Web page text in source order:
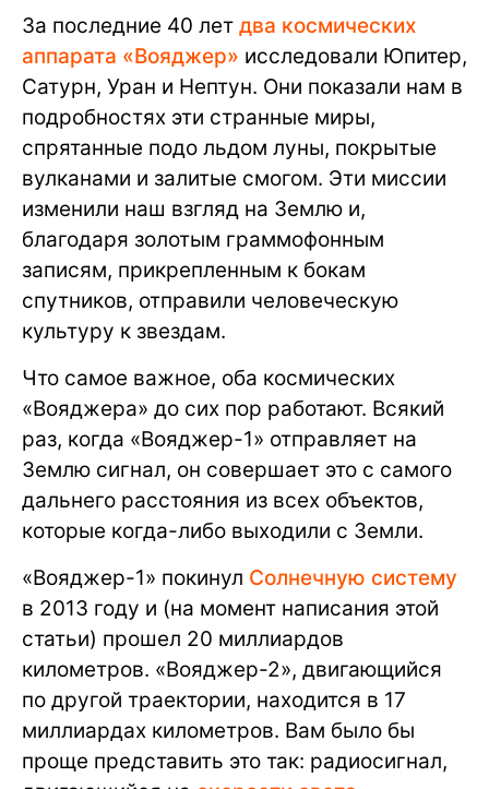
За последние 40 лет два космических
аппарата «Вояджер» исследовали Юпитер,
Сатурн, Уран и Нептун. Они показали нам в
подробностях эти странные миры,
спрятанные подо льдом луны, покрытые
вулканами и залитые смогом. Эти миссии
изменили наш взгляд на Землю и,
благодаря золотым граммофонным
записям, прикрепленным к бокам
спутников, отправили человеческую
культуру к звездам.
Что самое важное, оба космических
«Вояджера» до сих пор работают. Всякий
раз, когда «Вояджер-1» отправляет на
Землю сигнал, он совершает это с самого
дальнего расстояния из всех объектов,
которые когда-либо выходили с Земли.
«Вояджер-1» покинул Солнечную систему
в 2013 году и (на момент написания этой
статьи) прошел 20 миллиардов
километров. «Вояджер-2», двигающийся
по другой траектории, находится в 17
миллиардах километров. Вам было бы
проще представить это так: радиосигнал,